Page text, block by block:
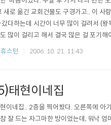
새로 옮긴 교회건물도 구경가고.. 이 사
다하는데 시간이 너무 많이 걸려서 (
많이 걸리고 해서 결국 많은 걸 포기
벽 예배도 못가고. 기온차인지 여독인
스턴 2006. 10. 21. 11:43
현이네집
이네집.. 2층을 찍어봤다. 오른쪽에 아
잘 드는 자그마한 방이었는데, 워낙